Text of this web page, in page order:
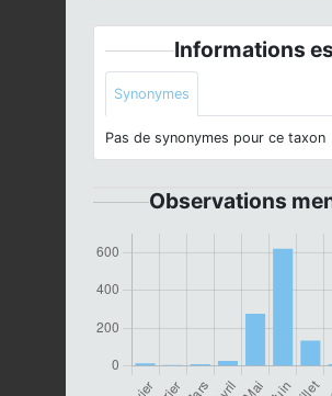
Informations
Synonymes
Pas de synonymes pour ce taxon
Observations